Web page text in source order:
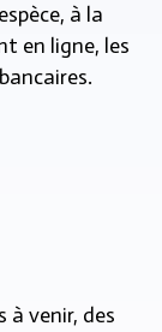
à la
en ligne, les
à venir, des